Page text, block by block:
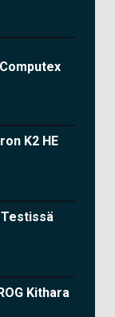
K2 HE
Kithara